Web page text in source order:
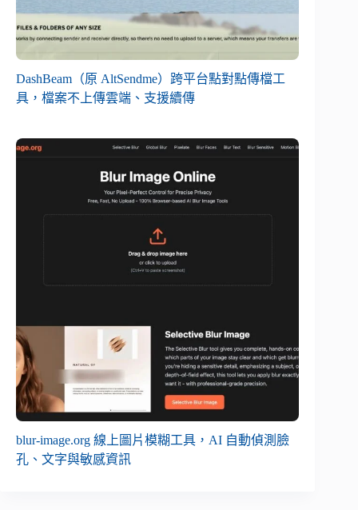
DashBeam（原 AltSendme）跨平台點對點傳檔工
具，檔案不上傳雲端、支援續傳
blur-image.org 線上圖片模糊工具，AI 自動偵測臉
孔、文字與敏感資訊